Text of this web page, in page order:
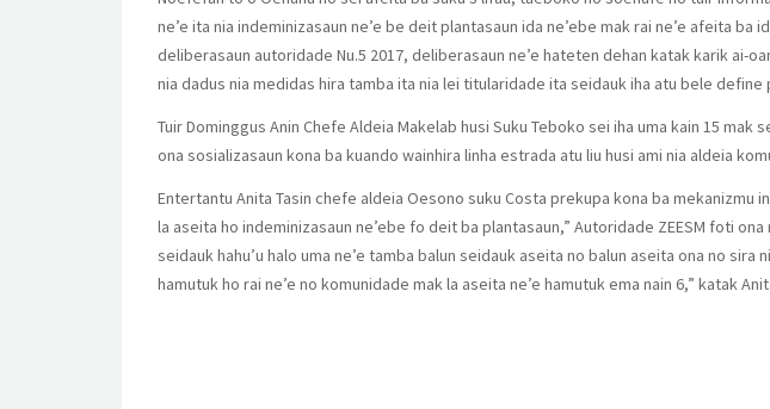
ne’e ita nia indeminizasaun ne’e be deit plantasaun ida ne’ebe mak rai ne’e afeita
deliberasaun autoridade Nu.5 2017, deliberasaun ne’e hateten dehan katak karik ai-
nia dadus nia medidas hira tamba ita nia lei titularidade ita seidauk iha atu bele define
Tuir Dominggus Anin Chefe Aldeia Makelab husi Suku Teboko sei iha uma kain 15
ona sosializasaun kona ba kuando wainhira linha estrada atu liu husi ami nia aldeia
Entertantu Anita Tasin chefe aldeia Oesono suku Costa prekupa kona ba
la aseita ho indeminizasaun ne’ebe fo deit ba plantasaun,” Autoridade ZEESM foti
seidauk hahu’u halo uma ne’e tamba balun seidauk aseita no balun aseita ona no
hamutuk ho rai ne’e no komunidade mak la aseita ne’e hamutuk ema nain 6,” katak